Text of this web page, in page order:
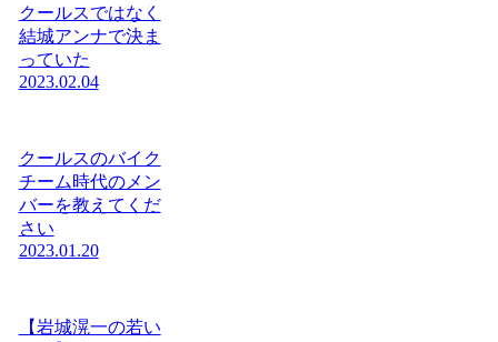
クールスではなく
結城アンナで決ま
っていた
2023.02.04
クールスのバイク
チーム時代のメン
バーを教えてくだ
さい
2023.01.20
【岩城滉一の若い